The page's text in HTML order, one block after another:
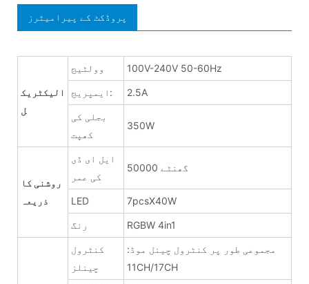
پروڈکٹ کے پیرامیٹرز
الیکٹریک
ل
وولٹیج 100V-240V 50-60Hz
ایمپریج: 2.5A
بجلی کی
کھپت
350W
روشنی کا
ذریعہ
ایل ای ڈی
کی عمر
50000 گھنٹے
LED 7pcsX40W
رنگ RGBW 4in1
کنٹرول
چینلز
مجموعی طور پر کنٹرول چینل موڈ:
11CH/17CH